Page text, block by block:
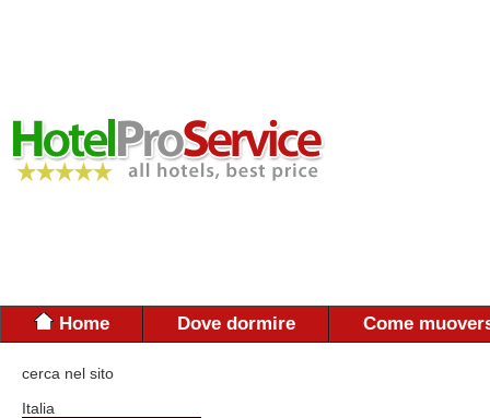
Home Dove dormire Come
cerca nel sito
Italia